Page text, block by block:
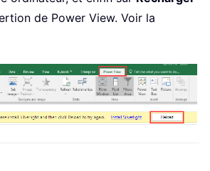
de Power View. Voir la